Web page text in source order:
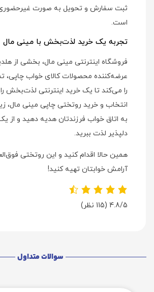
ثبت سفارش و تحویل به صورت غیرحضوری
است.
تجربه یک خرید لذت‌بخش با مینی مال
فروشگاه اینترنتی مینی مال، بخشی از
عرضه‌کننده محصولات کالای خواب چاپی،
را می‌کند تا یک خرید اینترنتی لذت‌بخش را
انتخاب و خرید روتختی چاپی مینی مال،
به اتاق خواب فرزندتان هدیه دهید و از
دلپذیر لذت ببرید.
همین حالا اقدام کنید و این روتختی
آرامش خوابتان تهیه کنید!
4.8/5 (115 نظر)
سوالات متداول